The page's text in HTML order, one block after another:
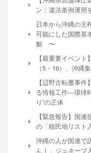
ン：違法条例運用
日本から沖縄の主
可能にした国際基
貌 〜
【最重要イベン
（5・16）、沖縄
【辺野古転覆事
る情報工作―環球
り”の正体
【緊急報告】国
の「植民地リスト
沖縄の人が国連で
ん！」ジュネーブ